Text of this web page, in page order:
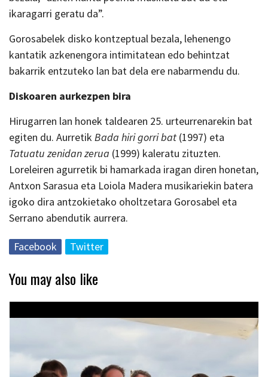
ikaragarri geratu da”.
Gorosabelek disko kontzeptual bezala, lehenengo
kantatik azkenengora intimitatean edo behintzat
bakarrik entzuteko lan bat dela ere nabarmendu du.
Diskoaren aurkezpen bira
Hirugarren lan honek taldearen 25. urteurrenarekin bat
egiten du. Aurretik Bada hiri gorri bat (1997) eta
Tatuatu zenidan zerua (1999) kaleratu zituzten.
Loreleiren agurretik bi hamarkada iragan diren honetan,
Antxon Sarasua eta Loiola Madera musikariekin batera
igoko dira antzokietako oholtzetara Gorosabel eta
Serrano abendutik aurrera.
Facebook Twitter
You may also like